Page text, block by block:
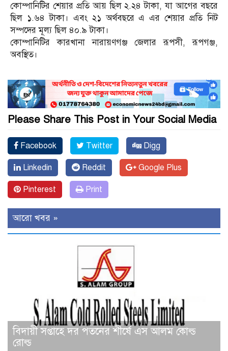
কোম্পানিটির শেয়ার প্রতি আয় ছিল ২.২৪ টাকা, যা আগের বছরে
ছিল ১.৬৪ টাকা। এবং ২১ অর্থবছরে এ এর শেয়ার প্রতি নিট
সম্পদের মূল্য ছিল ৪০.৯ টাকা।
কোম্পানিটির কারখানা নারায়ণগঞ্জ জেলার রূপসী, রূপগঞ্জ,
অবস্থিত।
Please Share This Post in Your Social Media
Facebook Twitter Digg
Linkedin Reddit Google Plus
Pinterest Print
আরো খবর »
বিদায়ী সপ্তাহে দর পতনের শীর্ষে এস আলম কোল্ড
রোল্ড